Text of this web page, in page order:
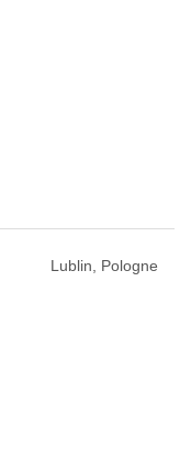
Lublin, Pologne